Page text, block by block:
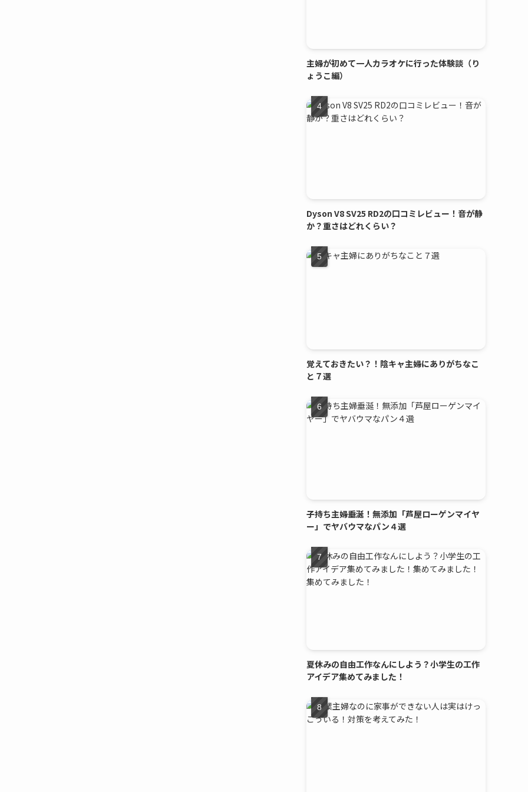
主婦が初めて一人カラオケに行った体験談（り
ょうこ編）
Dyson V8 SV25 RD2の口コミレビュー！音が静
か？重さはどれくらい？
覚えておきたい？！陰キャ主婦にありがちなこ
と７選
子持ち主婦垂涎！無添加「芦屋ローゲンマイヤ
ー」でヤバウマなパン４選
夏休みの自由工作なんにしよう？小学生の工作
アイデア集めてみました！